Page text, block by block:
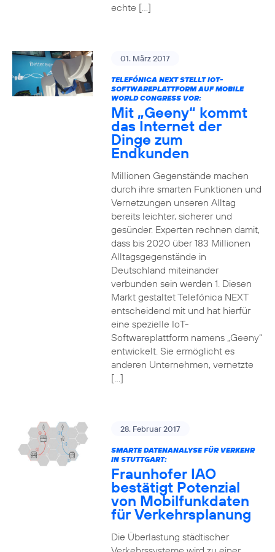
echte […]
01. März 2017
TELEFÓNICA NEXT STELLT IOT-
SOFTWAREPLATTFORM AUF MOBILE
WORLD CONGRESS VOR:
Mit „Geeny“ kommt
das Internet der
Dinge zum
Endkunden
Millionen Gegenstände machen
durch ihre smarten Funktionen und
Vernetzungen unseren Alltag
bereits leichter, sicherer und
gesünder. Experten rechnen damit,
dass bis 2020 über 183 Millionen
Alltagsgegenstände in
Deutschland miteinander
verbunden sein werden 1. Diesen
Markt gestaltet Telefónica NEXT
entscheidend mit und hat hierfür
eine spezielle IoT-
Softwareplattform namens „Geeny“
entwickelt. Sie ermöglicht es
anderen Unternehmen, vernetzte
[…]
28. Februar 2017
SMARTE DATENANALYSE FÜR VERKEHR
IN STUTTGART:
Fraunhofer IAO
bestätigt Potenzial
von Mobilfunkdaten
für Verkehrsplanung
Die Überlastung städtischer